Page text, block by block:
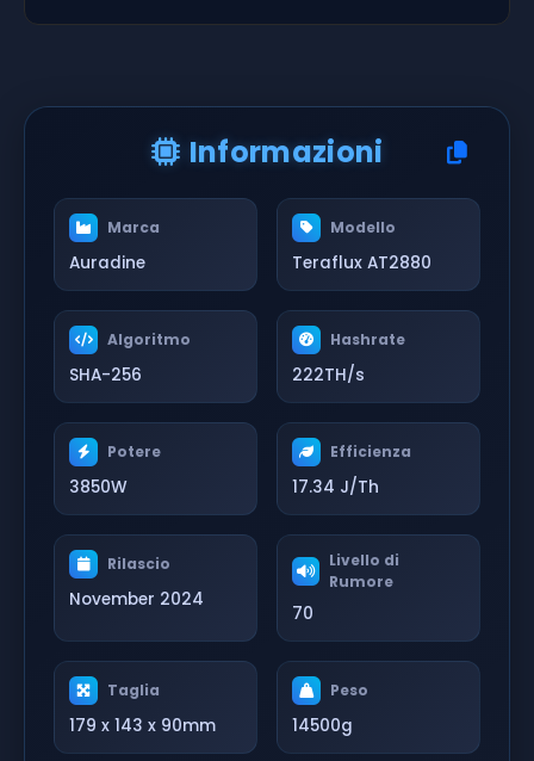
Informazioni
Marca
Auradine
Modello
Teraflux AT2880
Algoritmo
SHA-256
Hashrate
222TH/s
Potere
3850W
Efficienza
17.34 J/Th
Rilascio
November 2024
Livello di
Rumore
70
Taglia
179 x 143 x 90mm
Peso
14500g